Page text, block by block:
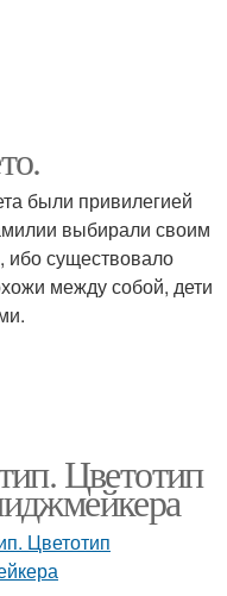
были привилегией
выбирали своим
ибо существовало
между собой, дети
Цветотип